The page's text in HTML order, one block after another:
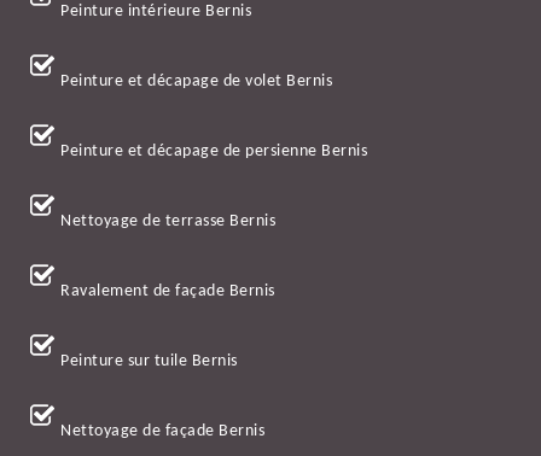
Peinture intérieure Bernis
Peinture et décapage de volet Bernis
Peinture et décapage de persienne Bernis
Nettoyage de terrasse Bernis
Ravalement de façade Bernis
Peinture sur tuile Bernis
Nettoyage de façade Bernis